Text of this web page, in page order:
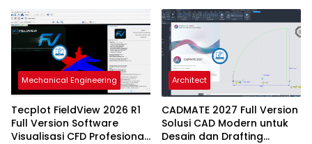
Mechanical Engineering
Tecplot FieldView 2026 R1
Full Version Software
Visualisasi CFD Profesional
Architect
CADMATE 2027 Full Version
Solusi CAD Modern untuk
Desain dan Drafting